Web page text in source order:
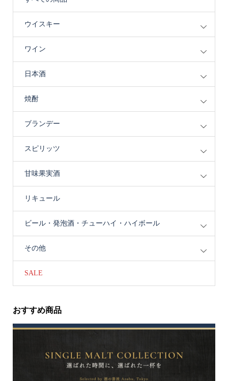
ウイスキー
ワイン
日本酒
焼酎
ブランデー
スピリッツ
甘味果実酒
リキュール
ビール・発泡酒・チューハイ・ハイボール
その他
SALE
おすすめ商品